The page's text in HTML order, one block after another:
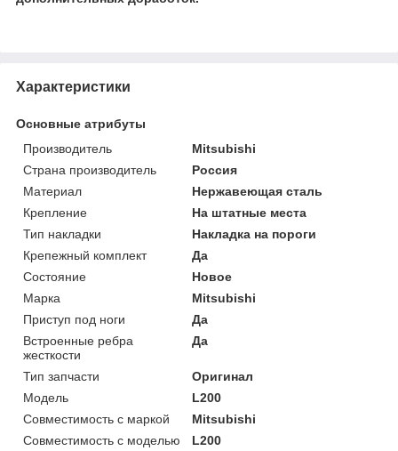
Характеристики
Основные атрибуты
Производитель
Mitsubishi
Страна производитель
Россия
Материал
Нержавеющая сталь
Крепление
На штатные места
Тип накладки
Накладка на пороги
Крепежный комплект
Да
Состояние
Новое
Марка
Mitsubishi
Приступ под ноги
Да
Встроенные ребра
жесткости
Да
Тип запчасти
Оригинал
Модель
L200
Совместимость с маркой
Mitsubishi
Совместимость с моделью
L200